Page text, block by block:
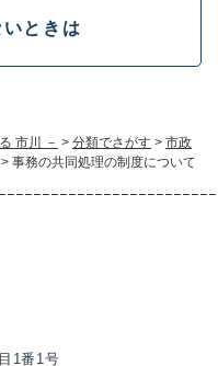
市川 － > 分類でさがす > 市政
> 事務の共同処理の制度について
ときは
1番1号